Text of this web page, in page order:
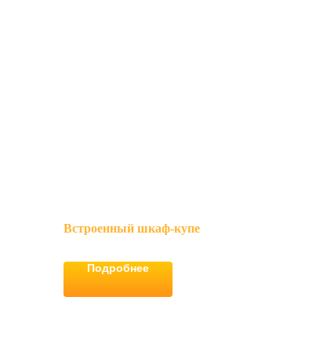
Встроенный шкаф-купе
Подробнее